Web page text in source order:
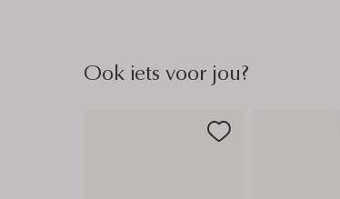
Ook iets voor jou?